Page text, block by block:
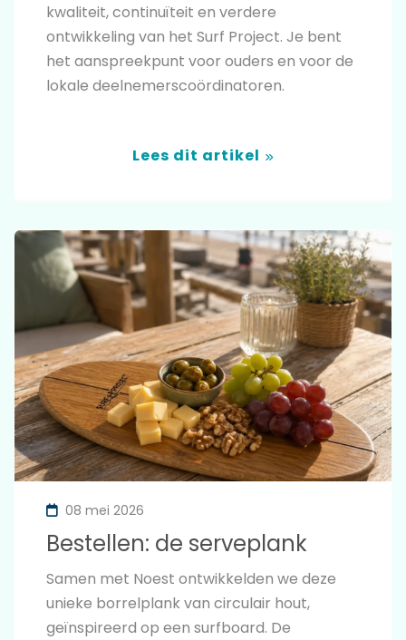
kwaliteit, continuïteit en verdere
ontwikkeling van het Surf Project. Je bent
het aanspreekpunt voor ouders en voor de
lokale deelnemerscoördinatoren.
Lees dit artikel
Bestellen: de serveplank
08 mei 2026
Samen met Noest ontwikkelden we deze
unieke borrelplank van circulair hout,
geïnspireerd op een surfboard. De